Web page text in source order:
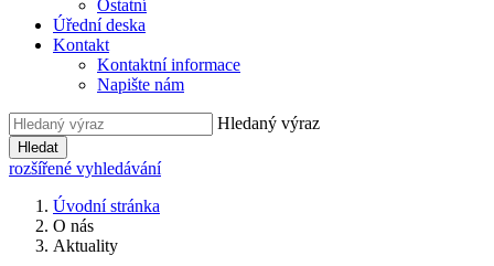
Ostatní
Úřední deska
Kontakt
Kontaktní informace
Napište nám
Hledaný výraz
Hledat
rozšířené vyhledávání
Úvodní stránka
O nás
Aktuality